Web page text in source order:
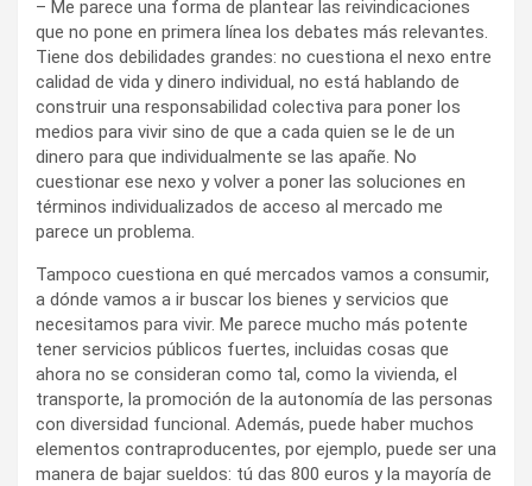
– Me parece una forma de plantear las reivindicaciones
que no pone en primera línea los debates más relevantes.
Tiene dos debilidades grandes: no cuestiona el nexo entre
calidad de vida y dinero individual, no está hablando de
construir una responsabilidad colectiva para poner los
medios para vivir sino de que a cada quien se le de un
dinero para que individualmente se las apañe. No
cuestionar ese nexo y volver a poner las soluciones en
términos individualizados de acceso al mercado me
parece un problema.
Tampoco cuestiona en qué mercados vamos a consumir,
a dónde vamos a ir buscar los bienes y servicios que
necesitamos para vivir. Me parece mucho más potente
tener servicios públicos fuertes, incluidas cosas que
ahora no se consideran como tal, como la vivienda, el
transporte, la promoción de la autonomía de las personas
con diversidad funcional. Además, puede haber muchos
elementos contraproducentes, por ejemplo, puede ser una
manera de bajar sueldos: tú das 800 euros y la mayoría de